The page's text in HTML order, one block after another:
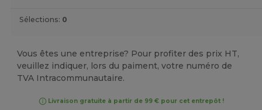
Sélections: 0
Vous êtes une entreprise? Pour profiter des prix HT,
veuillez indiquer, lors du paiment, votre numéro de
TVA Intracommunautaire.
Livraison gratuite à partir de 99 € pour cet entrepôt !